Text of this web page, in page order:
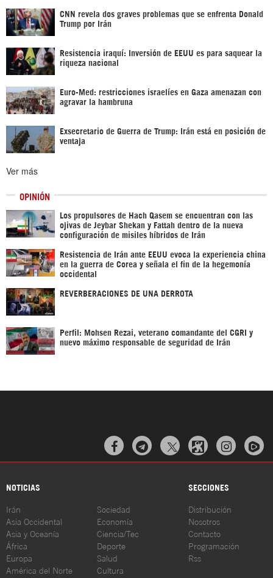
CNN revela dos graves problemas que se enfrenta Donald
Trump por Irán
Resistencia iraquí: Inversión de EEUU es para saquear la
riqueza nacional
Euro-Med: restricciones israelíes en Gaza amenazan con
agravar la hambruna
Exsecretario de Guerra de Trump: Irán está en posición de
ventaja
Ver más
OPINIÓN
Los propulsores de Hach Qasem se encuentran con las
ojivas de Jeybar Shekan y Fattah dentro de la nueva
configuración de misiles híbridos de Irán
Resistencia de Irán ante EEUU evoca la experiencia china
en la guerra de Corea y señala el fin de la hegemonía
occidental
REVERBERACIONES DE UNA DERROTA
Perfil: Mohsen Rezai, veterano comandante del CGRI y
nuevo máximo responsable de seguridad de Irán
  
NOTICIAS SECCIONES
Irán
Asia Occidental
Asia y Oceanía
África
Europa
América del Norte
Sociedad
Economía
Ciencia/Tec
Deporte
Salud
Cultura
Distribución
Nosotros
Contacto
Programación
Rss